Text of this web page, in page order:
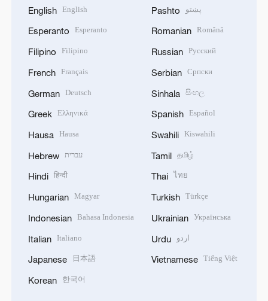
English English
Esperanto Esperanto
Filipino Filipino
French Français
German Deutsch
Greek Ελληνικά
Hausa Hausa
Hebrew עברית
Hindi हिन्दी
Hungarian Magyar
Indonesian Bahasa Indonesia
Italian Italiano
Japanese 日本語
Korean 한국어
Pashto پښتو
Romanian Română
Russian Русский
Serbian Српски
Sinhala සිංහල
Spanish Español
Swahili Kiswahili
Tamil தமிழ்
Thai ไทย
Turkish Türkçe
Ukrainian Українська
Urdu اردو
Vietnamese Tiếng Việt